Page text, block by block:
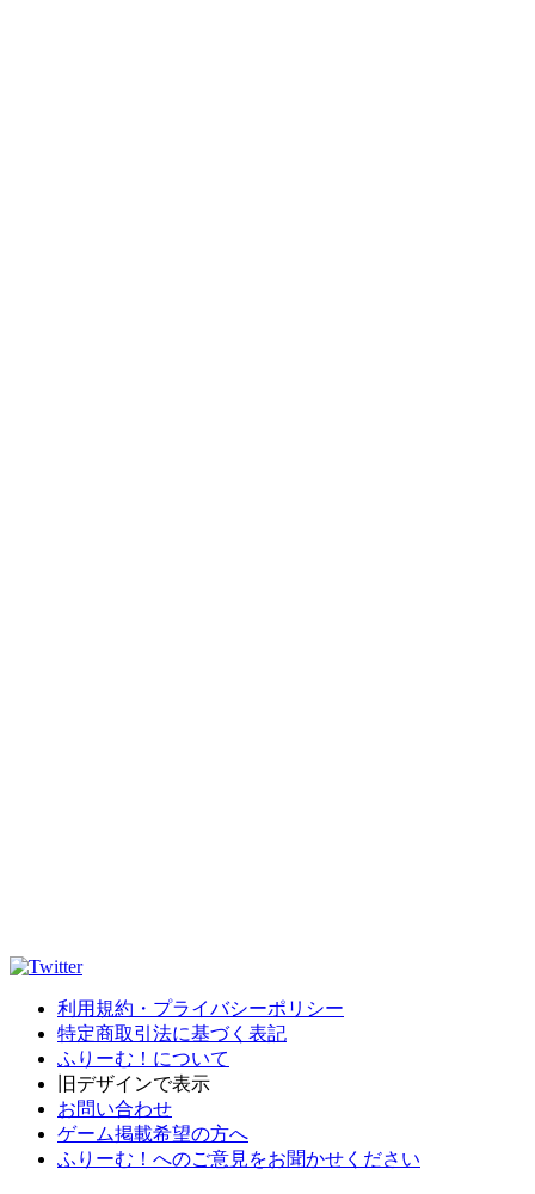
利用規約・プライバシーポリシー
特定商取引法に基づく表記
ふりーむ！について
旧デザインで表示
お問い合わせ
ゲーム掲載希望の方へ
ふりーむ！へのご意見をお聞かせください